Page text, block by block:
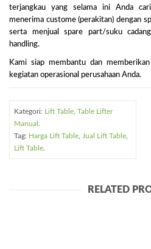
terjangkau yang selama ini Anda
menerima custome (perakitan) dengan
serta menjual spare part/suku
handling.
Kami siap membantu dan
kegiatan operasional perusahaan Anda.
Kategori: Lift Table Table Lifter
Manual
Tag: Harga Lift Table Jual Lift Table
Lift Table
RELATED